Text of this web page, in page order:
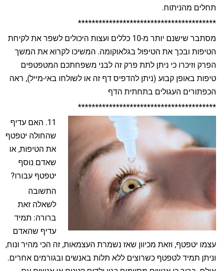
תחלים מהניתוח.
****************************************
מסתבר שישנם יותר מ-10 כללים ועצות היכולים לשפר את לקיחת
הטיפות ובכך את הטיפול בגלאוקומה. המשיכו לקרוא את המשך
הפרק וזיכרו כי ניתן לתת פרק זה לבני משפחתכם המטפטפים
טיפות באופן קבוע (ניתן להדפיס דף זה או לשולחו באי-מייל), ראה
הכפתורים העגולים בתחתית הדף
****************************************
11. האם עדיף
שהחולה יטפטף
את הטיפות, או
שאדם נוסף
יטפטף עבורו?
התשובה
לשאלה זאת
ברורה: תמיד
עדיף שהאדם
עצמו יטפטף, וזאת מכיוון שאז נשמרת העצמאות, זה הכי מהיר ונוח,
וניתן תמיד לטפטף כשרוצים ללא תלות באנשים ובגורמים אחרים.